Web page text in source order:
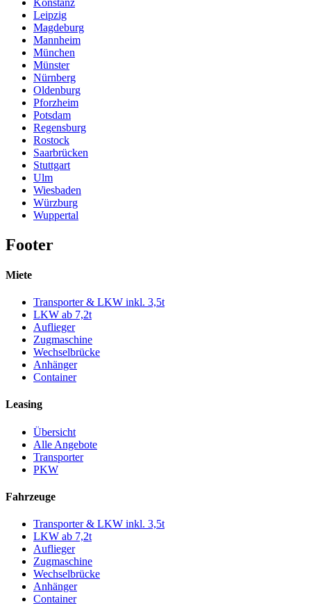
Leipzig
Magdeburg
Mannheim
München
Münster
Nürnberg
Oldenburg
Pforzheim
Potsdam
Regensburg
Rostock
Saarbrücken
Stuttgart
Ulm
Wiesbaden
Würzburg
Wuppertal
Footer
Miete
Transporter & LKW inkl. 3,5t
LKW ab 7,2t
Auflieger
Zugmaschine
Wechselbrücke
Anhänger
Container
Leasing
Übersicht
Alle Angebote
Transporter
PKW
Fahrzeuge
Transporter & LKW inkl. 3,5t
LKW ab 7,2t
Auflieger
Zugmaschine
Wechselbrücke
Anhänger
Container